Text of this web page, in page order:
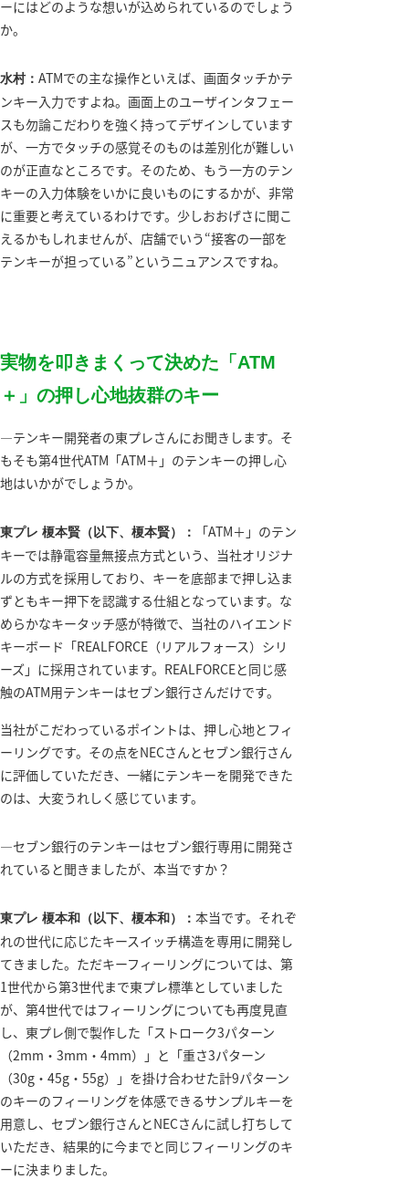
ーにはどのような想いが込められているのでしょう
か。
水村： ATMでの主な操作といえば、画面タッチかテ
ンキー入力ですよね。画面上のユーザインタフェー
スも勿論こだわりを強く持ってデザインしています
が、一方でタッチの感覚そのものは差別化が難しい
のが正直なところです。そのため、もう一方のテン
キーの入力体験をいかに良いものにするかが、非常
に重要と考えているわけです。少しおおげさに聞こ
えるかもしれませんが、店舗でいう“接客の一部を
テンキーが担っている”というニュアンスですね。
実物を叩きまくって決めた「ATM
＋」の押し心地抜群のキー
―テンキー開発者の東プレさんにお聞きします。そ
もそも第4世代ATM「ATM＋」のテンキーの押し心
地はいかがでしょうか。
東プレ 榎本賢（以下、榎本賢）：
「ATM＋」のテン
キーでは静電容量無接点方式という、当社オリジナ
ルの方式を採用しており、キーを底部まで押し込ま
ずともキー押下を認識する仕組となっています。な
めらかなキータッチ感が特徴で、当社のハイエンド
キーボード「REALFORCE（リアルフォース）シリ
ーズ」に採用されています。REALFORCEと同じ感
触のATM用テンキーはセブン銀行さんだけです。
当社がこだわっているポイントは、押し心地とフィ
ーリングです。その点をNECさんとセブン銀行さん
に評価していただき、一緒にテンキーを開発できた
のは、大変うれしく感じています。
―セブン銀行のテンキーはセブン銀行専用に開発さ
れていると聞きましたが、本当ですか？
東プレ 榎本和（以下、榎本和）： 本当です。それぞ
れの世代に応じたキースイッチ構造を専用に開発し
てきました。ただキーフィーリングについては、第
1世代から第3世代まで東プレ標準としていました
が、第4世代ではフィーリングについても再度見直
し、東プレ側で製作した「ストローク3パターン
（2mm・3mm・4mm）」と「重さ3パターン
（30g・45g・55g）」を掛け合わせた計9パターン
のキーのフィーリングを体感できるサンプルキーを
用意し、セブン銀行さんとNECさんに試し打ちして
いただき、結果的に今までと同じフィーリングのキ
ーに決まりました。